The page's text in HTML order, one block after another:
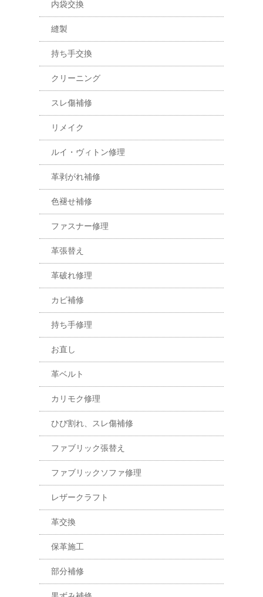
内袋交換
縫製
持ち手交換
クリーニング
スレ傷補修
リメイク
ルイ・ヴィトン修理
革剥がれ補修
色褪せ補修
ファスナー修理
革張替え
革破れ修理
カビ補修
持ち手修理
お直し
革ベルト
カリモク修理
ひび割れ、スレ傷補修
ファブリック張替え
ファブリックソファ修理
レザークラフト
革交換
保革施工
部分補修